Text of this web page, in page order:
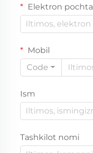
Elektron pochta
Mobil
Code
Ism
Tashkilot nomi